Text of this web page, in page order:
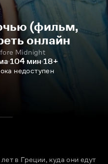
(фильм,
онлайн
Midnight
104 мин 18+
недоступен
в Греции, куда они едут